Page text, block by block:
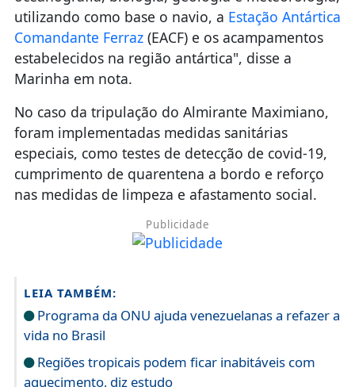
utilizando como base o navio, a Estação Antártica
Comandante Ferraz(EACF) e os acampamentos
estabelecidos na região antártica", disse a
Marinha em nota.
No caso da tripulação do Almirante Maximiano,
foram implementadas medidas sanitárias
especiais, como testes de detecção de covid-19,
cumprimento de quarentena a bordo e reforço
nas medidas de limpeza e afastamento social.
Publicidade
LEIA TAMBÉM:
Programa da ONU ajuda venezuelanas a refazer a
vida no Brasil
Regiões tropicais podem ficar inabitáveis com
aquecimento, diz estudo